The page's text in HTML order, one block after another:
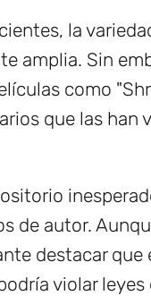
la
amplia. Sin
como
que las han
de autor.
destacar que
violar